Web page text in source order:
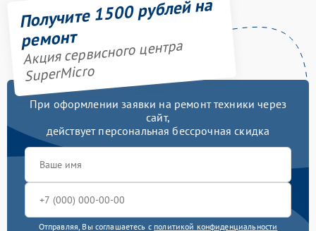
Получите 1500 рублей на
ремонт
Акция сервисного центра
SuperMicro
При оформлении заявки на ремонт техники через
сайт,
действует персональная бессрочная скидка
Отправляя, Вы соглашаетесь с политикой конфиденциальности